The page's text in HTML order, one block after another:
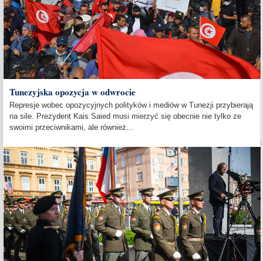
Tunezyjska opozycja w odwrocie
Represje wobec opozycyjnych polityków i mediów w Tunezji przybierają
na sile. Prezydent Kais Saied musi mierzyć się obecnie nie tylko ze
swoimi przeciwnikami, ale również...